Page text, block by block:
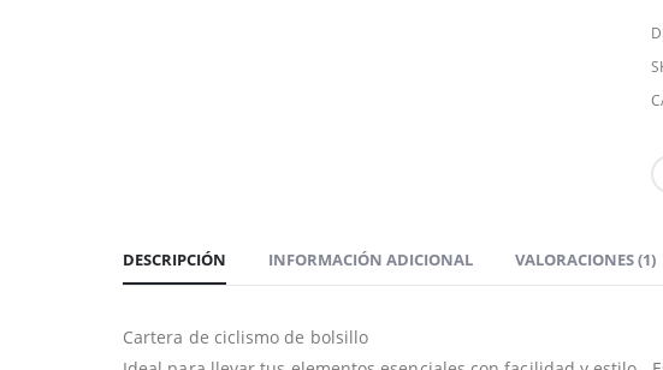
DESCRIPCIÓN INFORMACIÓN ADICIONAL VALORACIONES (1)
Cartera de ciclismo de bolsillo